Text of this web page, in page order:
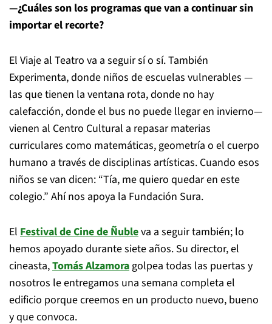
—¿Cuáles son los programas que van a continuar sin
importar el recorte?
El Viaje al Teatro va a seguir sí o sí. También
Experimenta, donde niños de escuelas vulnerables —
las que tienen la ventana rota, donde no hay
calefacción, donde el bus no puede llegar en invierno—
vienen al Centro Cultural a repasar materias
curriculares como matemáticas, geometría o el cuerpo
humano a través de disciplinas artísticas. Cuando esos
niños se van dicen: “Tía, me quiero quedar en este
colegio.” Ahí nos apoya la Fundación Sura.
El Festival de Cine de Ñubleva a seguir también; lo
hemos apoyado durante siete años. Su director, el
cineasta,Tomás Alzamoragolpea todas las puertas y
nosotros le entregamos una semana completa el
edificio porque creemos en un producto nuevo, bueno
y que convoca.